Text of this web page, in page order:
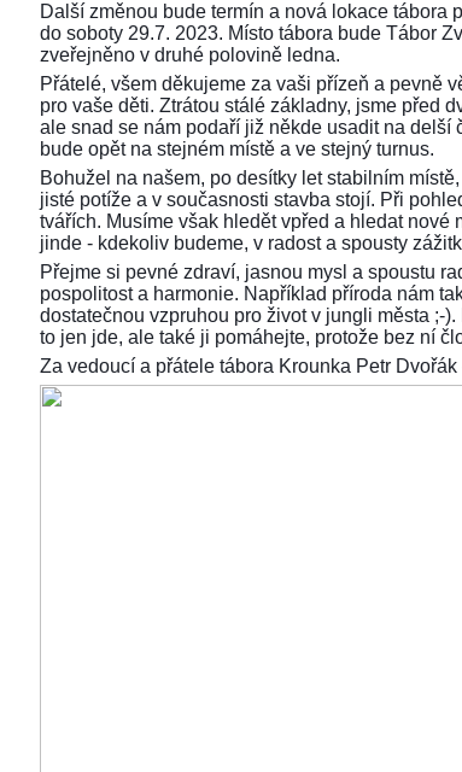
Další změnou bude termín a nová lokace tábora
do soboty 29.7. 2023. Místo tábora bude Tábor
zveřejněno v druhé polovině ledna.
Přátelé, všem děkujeme za vaši přízeň a pevně
pro vaše děti. Ztrátou stálé základny, jsme před
ale snad se nám podaří již někde usadit na
bude opět na stejném místě a ve stejný turnus.
Bohužel na našem, po desítky let stabilním
jisté potíže a v současnosti stavba stojí. Při
tvářích. Musíme však hledět vpřed a hledat
jinde - kdekoliv budeme, v radost a spousty
Přejme si pevné zdraví, jasnou mysl a spoustu
pospolitost a harmonie. Například příroda nám
dostatečnou vzpruhou pro život v jungli města ;-
to jen jde, ale také ji pomáhejte, protože bez ní
Za vedoucí a přátele tábora Krounka Petr